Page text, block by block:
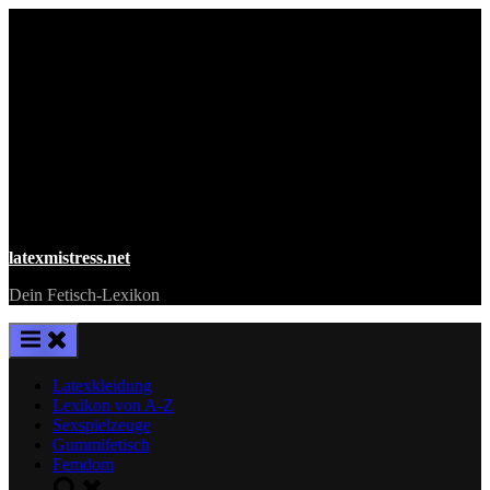
latexmistress.net
Dein Fetisch-Lexikon
Latexkleidung
Lexikon von A-Z
Sexspielzeuge
Gummifetisch
Femdom